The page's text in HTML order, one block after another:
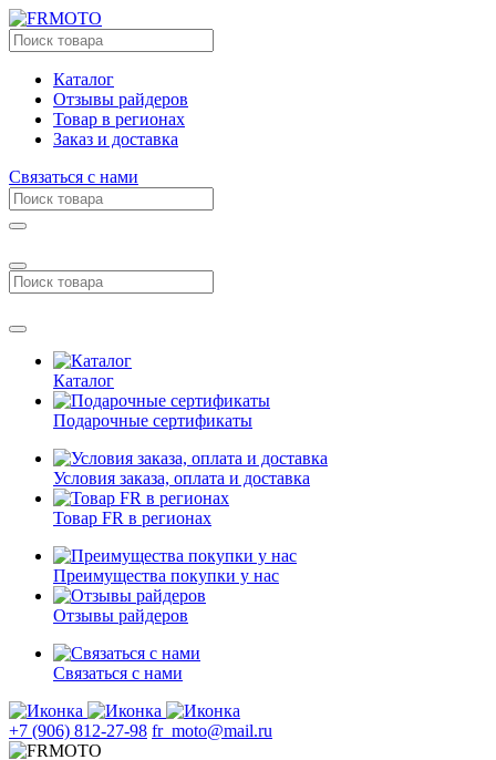
Каталог
Отзывы райдеров
Товар в регионах
Заказ и доставка
Связаться с нами
Каталог
Подарочные сертификаты
Условия заказа, оплата и доставка
Товар FR в регионах
Преимущества покупки у нас
Отзывы райдеров
Связаться с нами
+7 (906) 812-27-98 fr_moto@mail.ru